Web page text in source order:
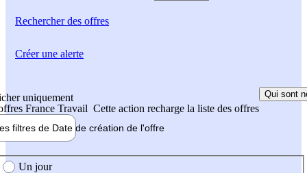
Rechercherdes offres
uniquement
France Travail Cette action recharge la liste des offres
Qui sont
filtres de Date de création de l'offre
création de l'offre
Un jour
Créer une alerte